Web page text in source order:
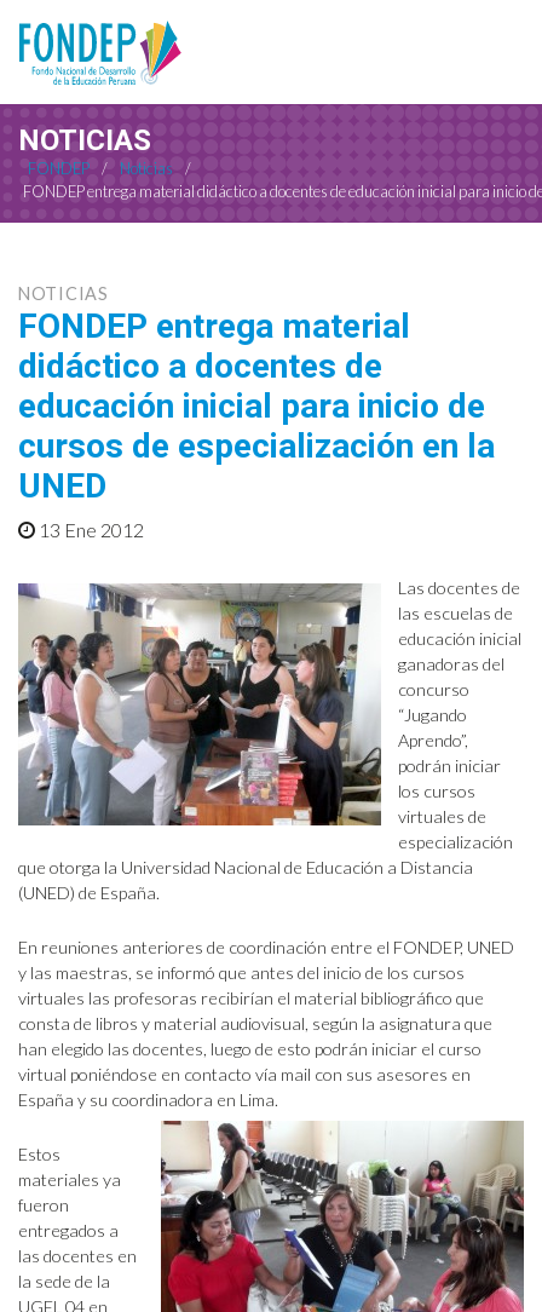
NOTICIAS
FONDEP / Noticias
/
FONDEP entrega material didáctico a docentes de educación inicial para inicio
NOTICIAS
FONDEP entrega material
didáctico a docentes de
educación inicial para inicio de
cursos de especialización en la
UNED
13 Ene 2012
Las docentes de
las escuelas de
educación inicial
ganadoras del
concurso
“Jugando
Aprendo”,
podrán iniciar
los cursos
virtuales de
especialización
que otorga la Universidad Nacional de Educación a Distancia
(UNED) de España.
En reuniones anteriores de coordinación entre el FONDEP, UNED
y las maestras, se informó que antes del inicio de los cursos
virtuales las profesoras recibirían el material bibliográfico que
consta de libros y material audiovisual, según la asignatura que
han elegido las docentes, luego de esto podrán iniciar el curso
virtual poniéndose en contacto vía mail con sus asesores en
España y su coordinadora en Lima.
Estos
materiales ya
fueron
entregados a
las docentes en
la sede de la
UGEL 04 en